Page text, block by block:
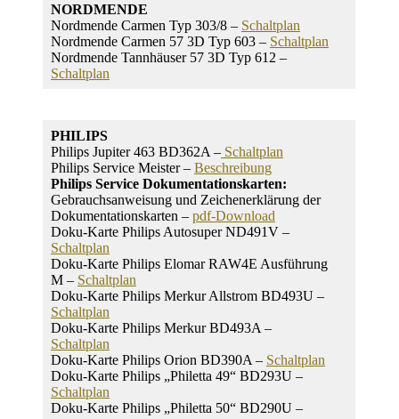
NORDMENDE
Nordmende Carmen Typ 303/8 – Schaltplan
Nordmende Carmen 57 3D Typ 603 – Schaltplan
Nordmende Tannhäuser 57 3D Typ 612 –
Schaltplan
PHILIPS
Philips Jupiter 463 BD362A – Schaltplan
Philips Service Meister – Beschreibung
Philips Service Dokumentationskarten:
Gebrauchsanweisung und Zeichenerklärung der
Dokumentationskarten – pdf-Download
Doku-Karte Philips Autosuper ND491V –
Schaltplan
Doku-Karte Philips Elomar RAW4E Ausführung
M – Schaltplan
Doku-Karte Philips Merkur Allstrom BD493U –
Schaltplan
Doku-Karte Philips Merkur BD493A –
Schaltplan
Doku-Karte Philips Orion BD390A – Schaltplan
Doku-Karte Philips „Philetta 49“ BD293U –
Schaltplan
Doku-Karte Philips „Philetta 50“ BD290U –